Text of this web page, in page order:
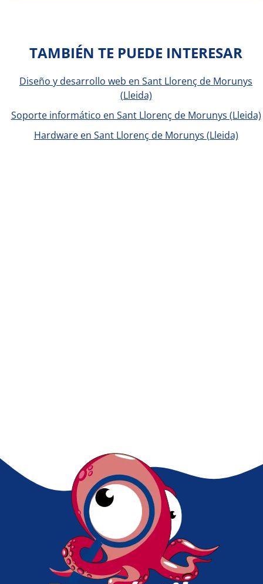
TAMBIÉN TE PUEDE INTERESAR
Diseño y desarrollo web en Sant Llorenç de Morunys
(Lleida)
Soporte informático en Sant Llorenç de Morunys (Lleida)
Hardware en Sant Llorenç de Morunys (Lleida)